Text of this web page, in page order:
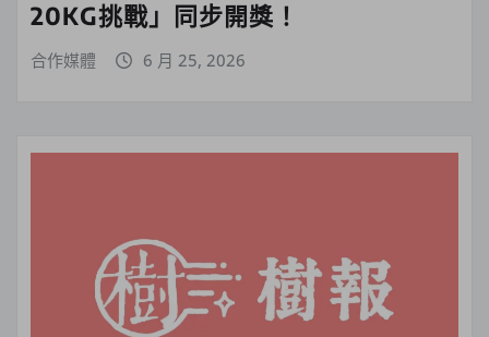
20KG挑戰」同步開獎！
合作媒體 6 月 25, 2026